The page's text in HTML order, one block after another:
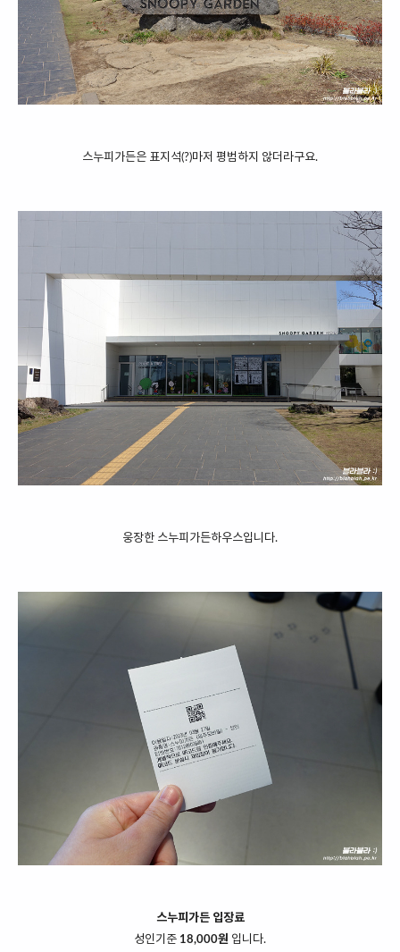
스누피가든은 표지석(?)마저 평범하지 않더라구요.
웅장한 스누피가든하우스입니다.
스누피가든 입장료
성인기준 18,000원 입니다.